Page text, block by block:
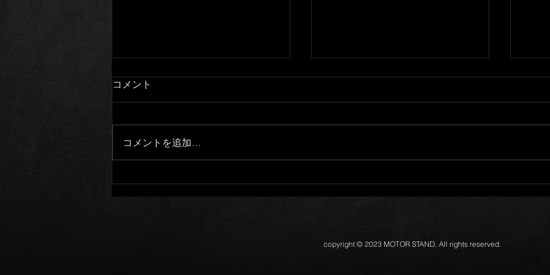
XS650SPL その1
取
コメント
コメントを追加…
copyright © 2023 MOTOR STAND. All rights reserved.